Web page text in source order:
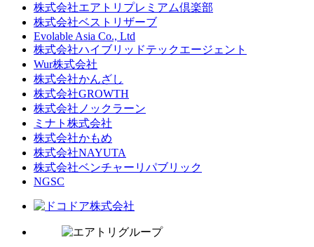
株式会社エアトリプレミアム倶楽部
株式会社ベストリザーブ
Evolable Asia Co., Ltd
株式会社ハイブリッドテックエージェント
Wur株式会社
株式会社かんざし
株式会社GROWTH
株式会社ノックラーン
ミナト株式会社
株式会社かもめ
株式会社NAYUTA
株式会社ベンチャーリパブリック
NGSC